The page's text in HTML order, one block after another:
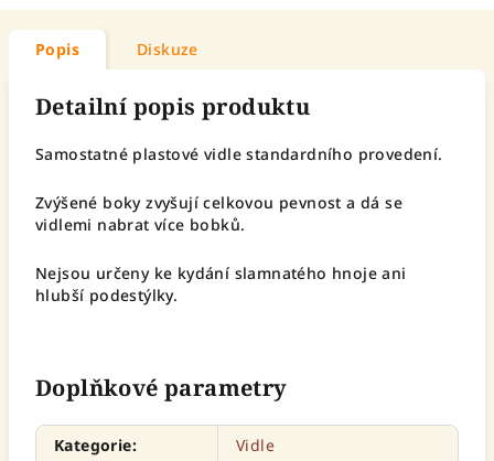
Popis Diskuze
Detailní popis produktu
Samostatné plastové vidle standardního provedení.
Zvýšené boky zvyšují celkovou pevnost a dá se
vidlemi nabrat více bobků.
Nejsou určeny ke kydání slamnatého hnoje ani
hlubší podestýlky.
Doplňkové parametry
Kategorie:
Vidle